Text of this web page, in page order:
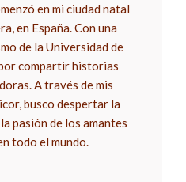
en mi ciudad natal
en España. Con una
de la Universidad de
compartir historias
A través de mis
busco despertar la
pasión de los amantes
todo el mundo.